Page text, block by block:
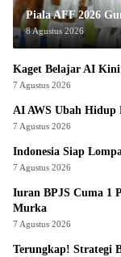
Piala AFF 2026
8 Agustus 2026
Kaget Belajar AI
7 Agustus 2026
AI AWS Ubah
7 Agustus 2026
Indonesia Siap
7 Agustus 2026
Iuran BPJS Cuma 1
Murka
7 Agustus 2026
Terungkap! Strategi